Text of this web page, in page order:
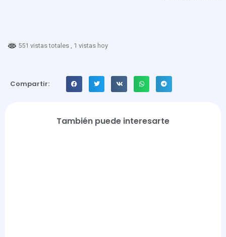
551 vistas totales , 1 vistas hoy
Compartir:
También puede interesarte